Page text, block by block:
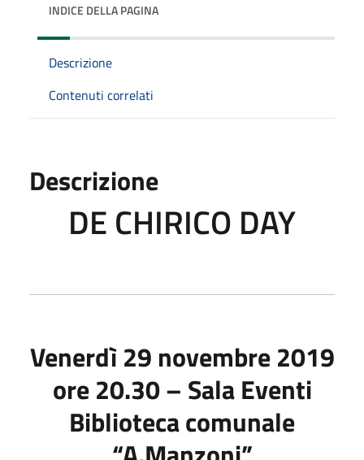
INDICE DELLA PAGINA
Descrizione
Contenuti correlati
Descrizione
DE CHIRICO DAY
Venerdì 29 novembre 2019
ore 20.30 – Sala Eventi
Biblioteca comunale